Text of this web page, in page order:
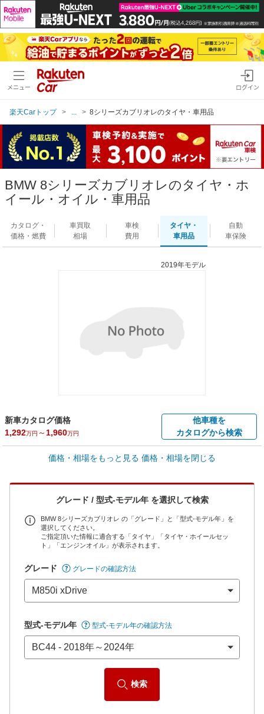
メニュー ログイン
楽天Carトップ 8シリーズカブリオレのタイヤ・車用品
BMW 8シリーズカブリオレのタイヤ・ホ
イール・オイル・車用品
カタログ・
価格・燃費
車買取
相場
車検
費用
タイヤ・
車用品
自動
車保険
2019年モデル
新車カタログ価格
1,292万円 ～ 1,960万円
他車種を
カタログから検索
車買取価格 *
車買取相場
全国平均の車検価格 *
73,850円
楽天Car車検で
店舗を検索
*当該価格は車種別の価格となります。
価格・相場をもっと見る 価格・相場を閉じる
グレード / 型式-モデル年 を選択して検索
BMW 8シリーズカブリオレ の「グレード」と「型式-モデル年」を
選択してください。
ご指定頂いた情報に適合する「タイヤ」「タイヤ・ホイールセッ
ト」「エンジンオイル」が表示されます。
グレード グレードの確認方法
型式-モデル年 型式-モデル年の確認方法
検索